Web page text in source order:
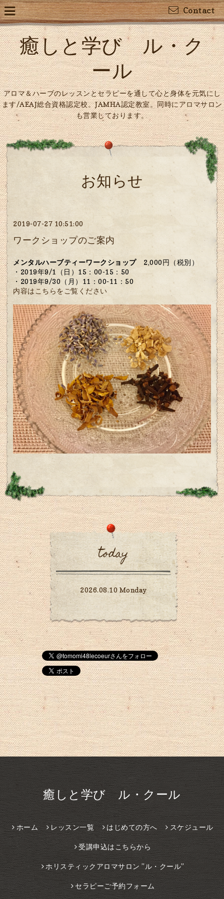
Contact
癒しと学び ル・ク
ール
アロマ＆ハーブのレッスンとセラピーを通して心と身体を元気にし
ます/AEAJ総合資格認定校。JAMHA認定教室。同時にアロマサロン
も営業しております。
お知らせ
2019-07-27 10:51:00
ワークショップのご案内
メンタルハーブティーワークショップ 2,000円（税別）
・2019年9/1（日）15：00-15：50
・2019年9/30（月）11：00-11：50
内容はこちらをご覧ください
today
2026.08.10 Monday
癒しと学び ル・クール
ホーム レッスン一覧 はじめての方へ スケジュール
受講申込はこちらから
ホリスティックアロマサロン ”ル・クール”
セラピーご予約フォーム